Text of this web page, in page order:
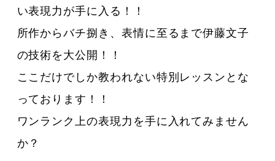
い表現力が手に入る！！
所作からバチ捌き、表情に至るまで伊藤文子
の技術を大公開！！
ここだけでしか教われない特別レッスンとな
っております！！
ワンランク上の表現力を手に入れてみません
か？